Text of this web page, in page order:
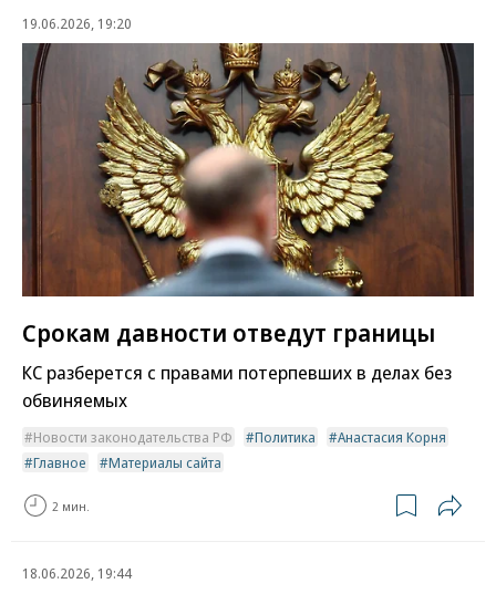
19.06.2026, 19:20
Срокам давности отведут границы
КС разберется с правами потерпевших в делах без
обвиняемых
Новости законодательства РФ Политика
Анастасия Корня
Главное
Материалы сайта
2 мин.
18.06.2026, 19:44